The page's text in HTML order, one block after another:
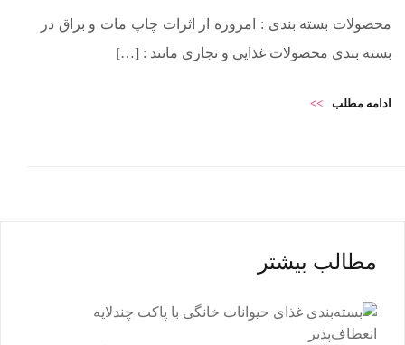
محصولات بسته بندی : امروزه از اثرات چاپ مات و براق در
بسته بندی محصولات غذایی و تجاری مانند : […]
ادامه مطلب >>
مطالب بیشتر